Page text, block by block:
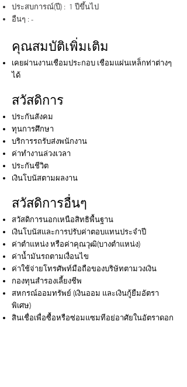
ประสบการณ์(ปี) : 1 ปีขึ้นไป
อืนๆ : -
คุณสมบัติเพิ่มเติม
เคยผ่านงานเชือมประกอบ เชือมแผ่นเหล็กท่าต่างๆ
ได้
สวัสดิการ
ประกันสังคม
ทุนการศึกษา
บริการรถรับส่งพนักงาน
ค่าทํางานล่วงเวลา
ประกันชีวิต
เงินโบนัสตามผลงาน
สวัสดิการอื่นๆ
สวัสดิการนอกเหนือสิทธิพื้นฐาน
เงินโบนัสและการปรับค่าตอบแทนประจําปี
ค่าตําแหน่ง หรือค่าคุณวุฒิ(บางตําแหน่ง)
ค่าน้ำมันรถตามเงื่อนไข
ค่าใช้จ่ายโทรศัพท์มือถือของบริษัทตามวงเงิน
กองทุนสํารองเลี้ยงชีพ
สหกรณ์ออมทรัพย์ (เงินออม และเงินกู้ยืมอัตรา
พิเศษ)
สินเชื่อเพื่อซื้อหรือซ่อมแซมทีอยู่อาศัยในอัตราดอก